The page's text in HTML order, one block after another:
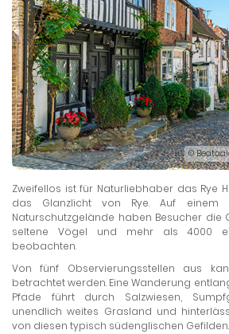
©
Zweifellos ist für Naturliebhaber das Rye
das Glanzlicht von Rye. Auf einem
Naturschutzgelände haben Besucher die
seltene Vögel und mehr als 4000
beobachten.
Von fünf Observierungsstellen aus
betrachtet werden. Eine Wanderung
Pfade führt durch Salzwiesen,
unendlich weites Grasland und
von diesen typisch südenglischen Gefilden.